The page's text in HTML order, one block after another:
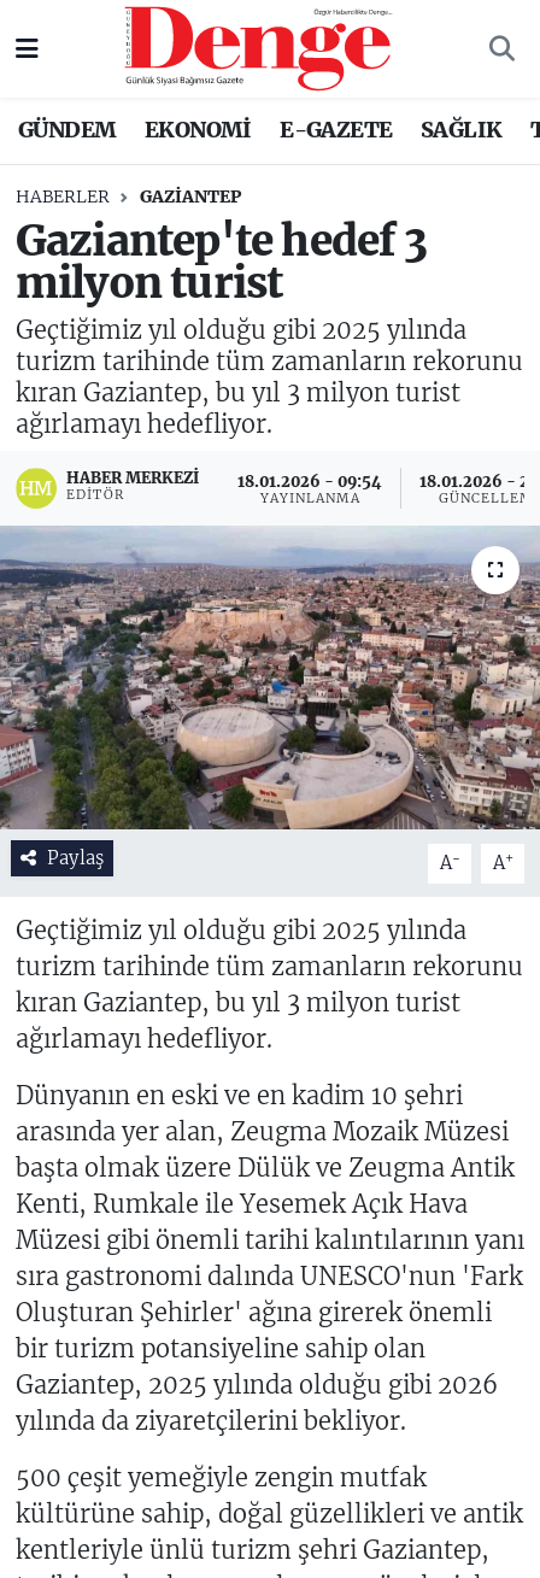
GÜNDEM EKONOMİ E-GAZETE SAĞLIK
HABERLER GAZIANTEP
Gaziantep'te hedef 3
milyon turist
Geçtiğimiz yıl olduğu gibi 2025 yılında
turizm tarihinde tüm zamanların rekorunu
kıran Gaziantep, bu yıl 3 milyon turist
ağırlamayı hedefliyor.
HABER MERKEZI
EDITÖR
18.01.2026 - 09:54
YAYINLANMA
18.01.2026 -
Paylaş A- A+
Geçtiğimiz yıl olduğu gibi 2025 yılında
turizm tarihinde tüm zamanların rekorunu
kıran Gaziantep, bu yıl 3 milyon turist
ağırlamayı hedefliyor.
Dünyanın en eski ve en kadim 10 şehri
arasında yer alan, Zeugma Mozaik Müzesi
başta olmak üzere Dülük ve Zeugma Antik
Kenti, Rumkale ile Yesemek Açık Hava
Müzesi gibi önemli tarihi kalıntılarının yanı
sıra gastronomi dalında UNESCO'nun 'Fark
Oluşturan Şehirler' ağına girerek önemli
bir turizm potansiyeline sahip olan
Gaziantep, 2025 yılında olduğu gibi 2026
yılında da ziyaretçilerini bekliyor.
500 çeşit yemeğiyle zengin mutfak
kültürüne sahip, doğal güzellikleri ve antik
kentleriyle ünlü turizm şehri Gaziantep,
Nöbetçi Eczaneler
Trafik Durumu
Süper Lig Puan Durumu ve Fikstür
Tüm Manşetler
Son Dakika Haberleri